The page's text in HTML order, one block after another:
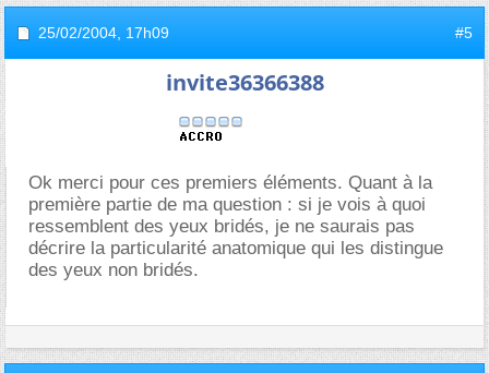
25/02/2004, 17h09 #5
invite36366388
Ok merci pour ces premiers éléments. Quant à la
première partie de ma question : si je vois à quoi
ressemblent des yeux bridés, je ne saurais pas
décrire la particularité anatomique qui les distingue
des yeux non bridés.